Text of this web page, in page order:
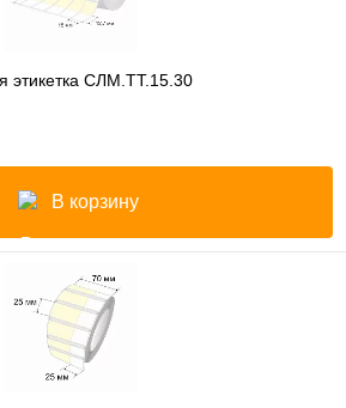
СЛМ.ТТ.15.30
В корзину